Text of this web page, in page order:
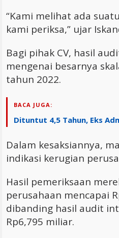
“Kami melihat ada
kami periksa,” ujar
Bagi pihak CV, hasil
mengenai besarnya
tahun 2022.
BACA JUGA:
Dituntut 4,5 Tahun, Eks
Dalam kesaksiannya,
indikasi kerugian
Hasil pemeriksaan
perusahaan mencapai
dibanding hasil audit
Rp6,795 miliar.